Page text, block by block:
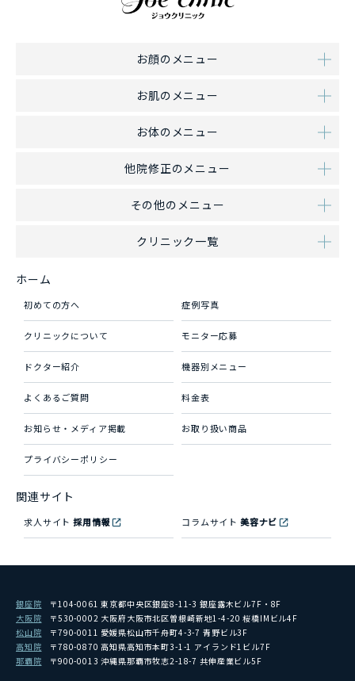
お顔のメニュー
お肌のメニュー
お体のメニュー
他院修正のメニュー
その他のメニュー
クリニック一覧
ホーム
初めての方へ 症例写真
クリニックについて モニター応募
ドクター紹介 機器別メニュー
よくあるご質問 料金表
お知らせ・メディア掲載 お取り扱い商品
プライバシーポリシー
関連サイト
求人サイト採用情報 コラムサイト 美容ナビ
銀座院
〒104-0061 東京都中央区銀座8-11-3 銀座露木ビル7F・8F
大阪院
〒530-0002 大阪府大阪市北区曽根崎新地1-4-20 桜橋IMビル4F
松山院
〒790-0011 愛媛県松山市千舟町4-3-7 青野ビル3F
高知院
〒780-0870 高知県高知市本町3-1-1 アイランド1ビル7F
那覇院
〒900-0013 沖縄県那覇市牧志2-18-7 共伸産業ビル5F